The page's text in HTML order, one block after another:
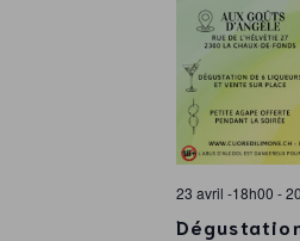
23 avril -18h00 -